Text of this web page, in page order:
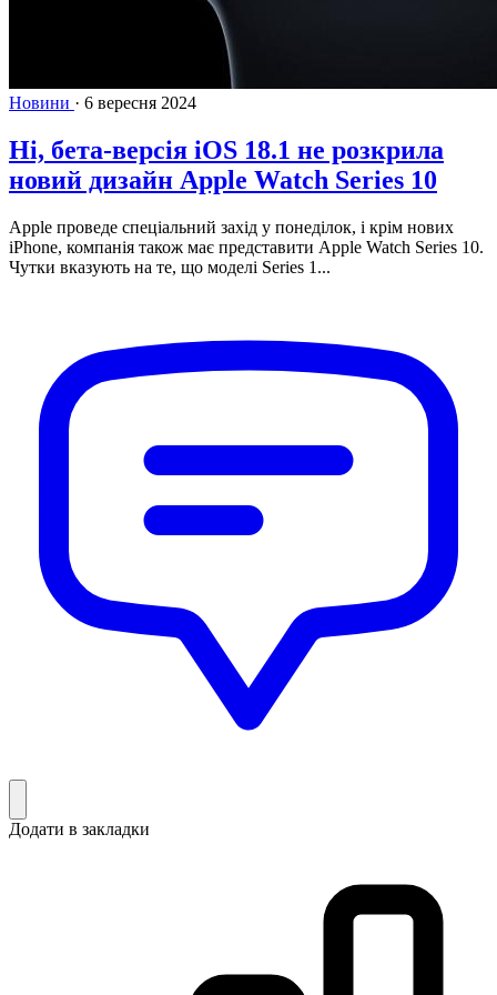
Новини · 6 вересня 2024
Ні, бета-версія iOS 18.1 не розкрила
новий дизайн Apple Watch Series 10
Apple проведе спеціальний захід у понеділок, і крім нових
iPhone, компанія також має представити Apple Watch Series 10.
Чутки вказують на те, що моделі Series 1...
Додати в закладки